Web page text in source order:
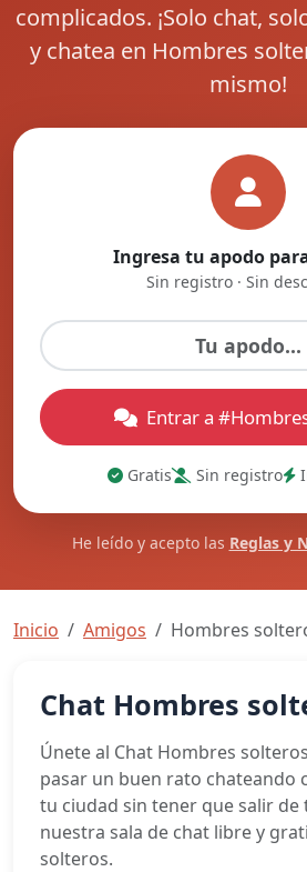
complicados. ¡Solo chat,
y chatea en Hombres
mismo!
Ingresa tu apodo
Sin registro · Sin
Entrar a
Gratis Sin registro
He leído y acepto las Reglas y
Inicio Amigos Hombres
Chat Hombres
Únete al Chat Hombres
pasar un buen rato chateando
tu ciudad sin tener que salir de
nuestra sala de chat libre y
solteros.